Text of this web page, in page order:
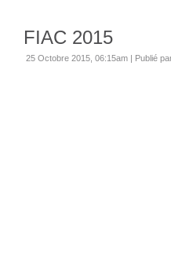
FIAC 2015
25 Octobre 2015, 06:15am | Publié